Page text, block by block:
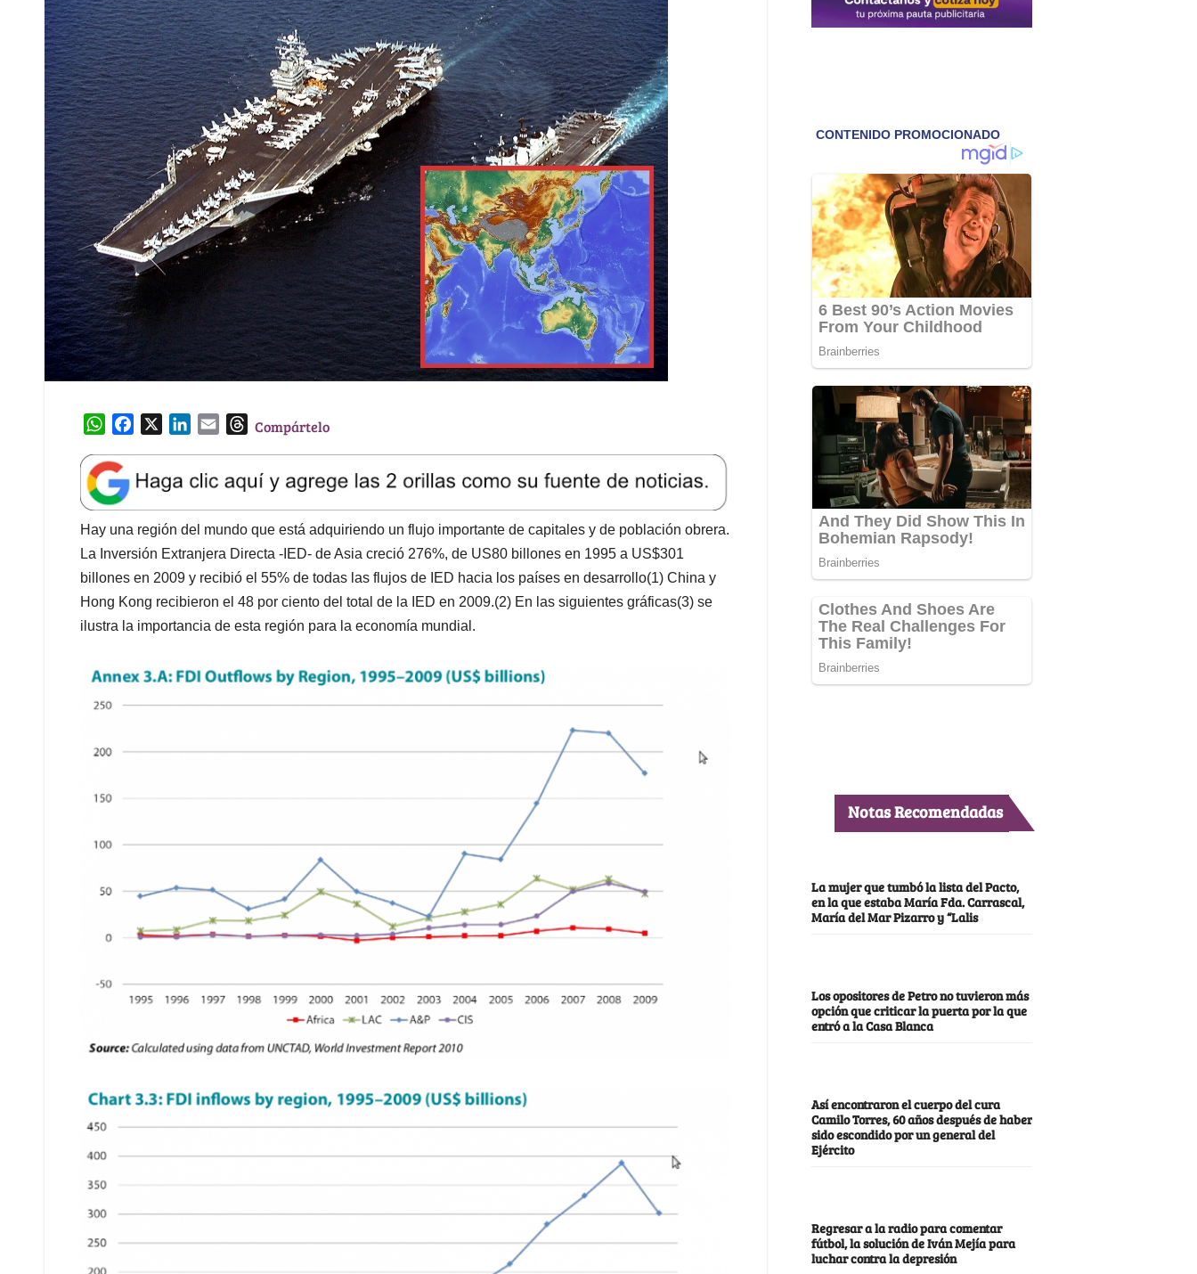
W
a
t
s
A
p
p
e
b
o
o
k
k
e
d
I
n
l
T
e
a
d
s
Compártelo
Hay una región del mundo que está adquiriendo un flujo importante de capitales y de población obrera.
La Inversión Extranjera Directa -IED- de Asia creció 276%, de US80 billones en 1995 a US$301
billones en 2009 y recibió el 55% de todas las flujos de IED hacia los países en desarrollo(1) China y
Hong Kong recibieron el 48 por ciento del total de la IED en 2009.(2) En las siguientes gráficas(3) se
ilustra la importancia de esta región para la economía mundial.
Notas Recomendadas
La mujer que tumbó la lista del Pacto,
en la que estaba María Fda. Carrascal,
María del Mar Pizarro y “Lalis
Los opositores de Petro no tuvieron más
opción que criticar la puerta por la que
entró a la Casa Blanca
Así encontraron el cuerpo del cura
Camilo Torres, 60 años después de haber
sido escondido por un general del
Ejército
Regresar a la radio para comentar
fútbol, la solución de Iván Mejía para
luchar contra la depresión